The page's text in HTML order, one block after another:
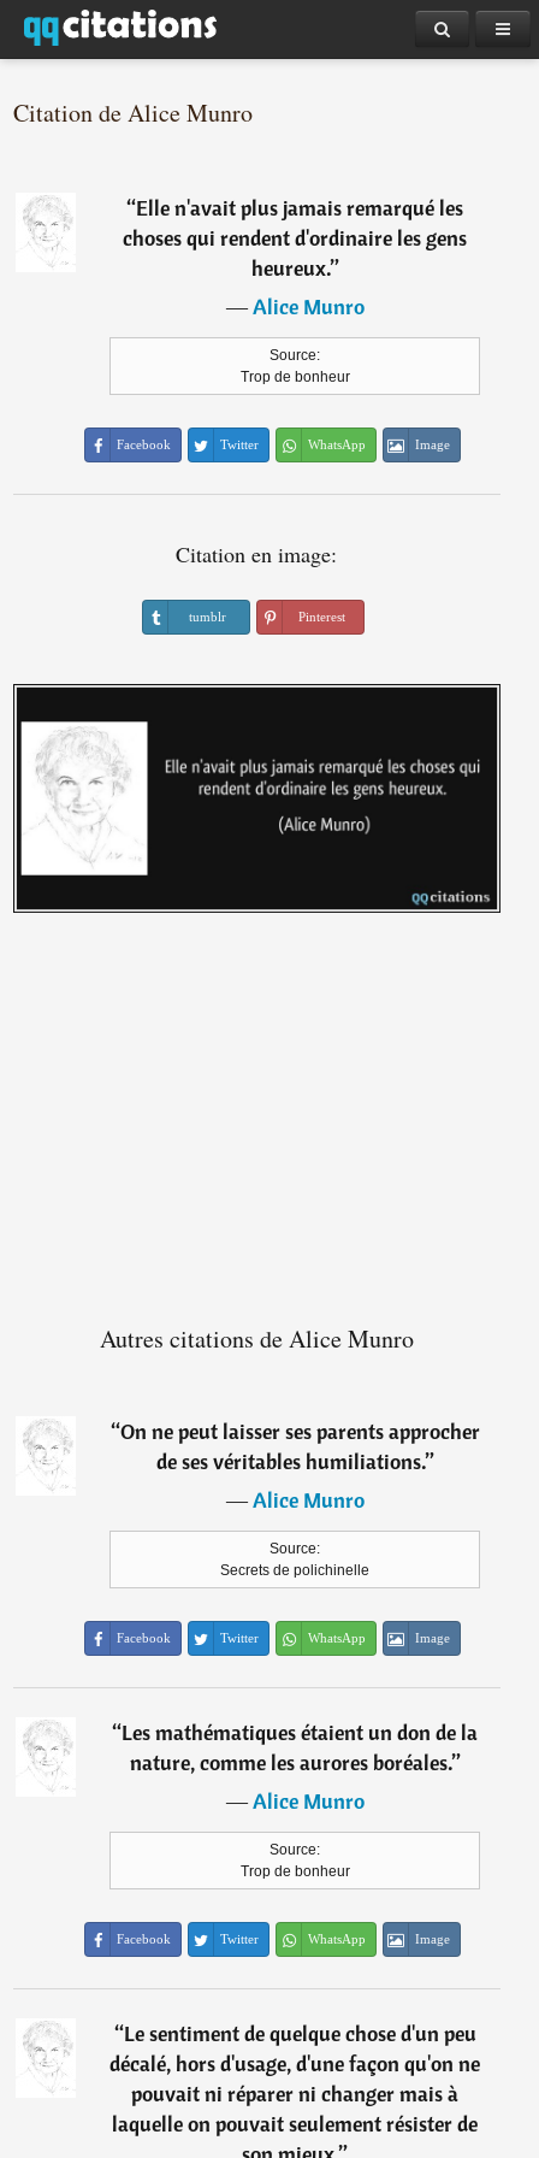
Citation de Alice Munro
“Elle n'avait plus jamais remarqué les
choses qui rendent d'ordinaire les gens
heureux.”
―Alice Munro
Source:
Trop de bonheur
Facebook Twitter WhatsApp Image
Citation en image:
tumblr Pinterest
Autres citations de Alice Munro
“On ne peut laisser ses parents approcher
de ses véritables humiliations.”
―Alice Munro
Source:
Secrets de polichinelle
Facebook Twitter WhatsApp Image
“Les mathématiques étaient un don de la
nature, comme les aurores boréales.”
―Alice Munro
Source:
Trop de bonheur
Facebook Twitter WhatsApp Image
“Le sentiment de quelque chose d'un peu
décalé, hors d'usage, d'une façon qu'on ne
pouvait ni réparer ni changer mais à
laquelle on pouvait seulement résister de